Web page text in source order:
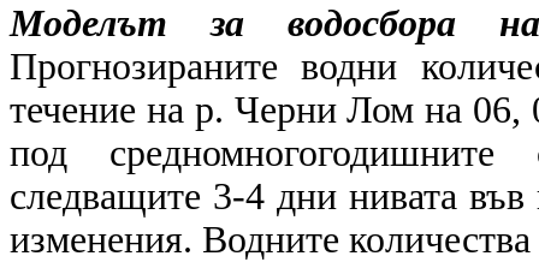
Моделът за водосбора
Прогнозираните водни
течение на р. Черни Лом на 06,
под
следващите 3-4 дни нивата
изменения. Водните